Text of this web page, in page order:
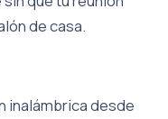
de casa.
inalámbrica desde